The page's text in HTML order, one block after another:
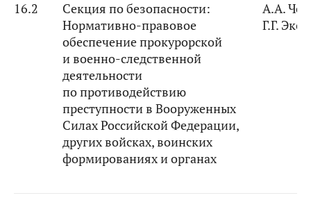
16.2
Секция по безопасности:
Нормативно-правовое
обеспечение прокурорской
и военно-следственной
деятельности
по противодействию
преступности в Вооруженных
Силах Российской Федерации,
других войсках, воинских
формированиях и органах
А.А.
Г.Г.